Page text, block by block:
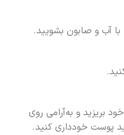
آب و صابون بشویید.
بریزید و به‌آرامی روی
پوست خودداری کنید.